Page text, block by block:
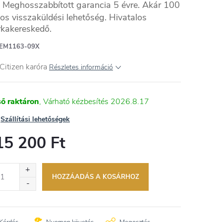
Meghosszabbított garancia 5 évre. Akár 100
visszaküldési lehetőség. Hivatalos
EM1163-09X
karóra Részletes információ
raktáron 2026.8.17
Szállítási lehetőségek
200 Ft
HOZZÁADÁS A KOSÁRHOZ